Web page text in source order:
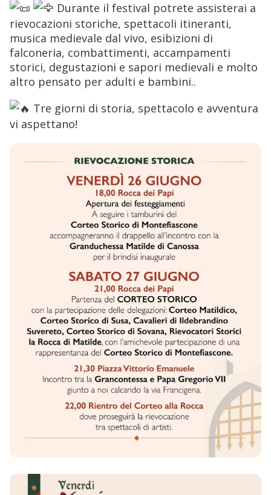
Durante il festival potrete assisterai a
rievocazioni storiche, spettacoli itineranti,
musica medievale dal vivo, esibizioni di
falconeria, combattimenti, accampamenti
storici, degustazioni e sapori medievali e molto
altro pensato per adulti e bambini..
Tre giorni di storia, spettacolo e avventura
vi aspettano!